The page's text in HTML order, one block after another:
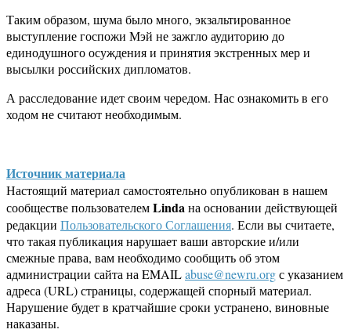
Таким образом, шума было много, экзальтированное
выступление госпожи Мэй не зажгло аудиторию до
единодушного осуждения и принятия экстренных мер и
высылки российских дипломатов.
А расследование идет своим чередом. Нас ознакомить в его
ходом не считают необходимым.
Источник материала
Настоящий материал самостоятельно опубликован в нашем
сообществе пользователемLindaна основании действующей
редакции Пользовательского Соглашения. Если вы считаете,
что такая публикация нарушает ваши авторские и/или
смежные права, вам необходимо сообщить об этом
администрации сайта на EMAILabuse@newru.orgс указанием
адреса (URL) страницы, содержащей спорный материал.
Нарушение будет в кратчайшие сроки устранено, виновные
наказаны.